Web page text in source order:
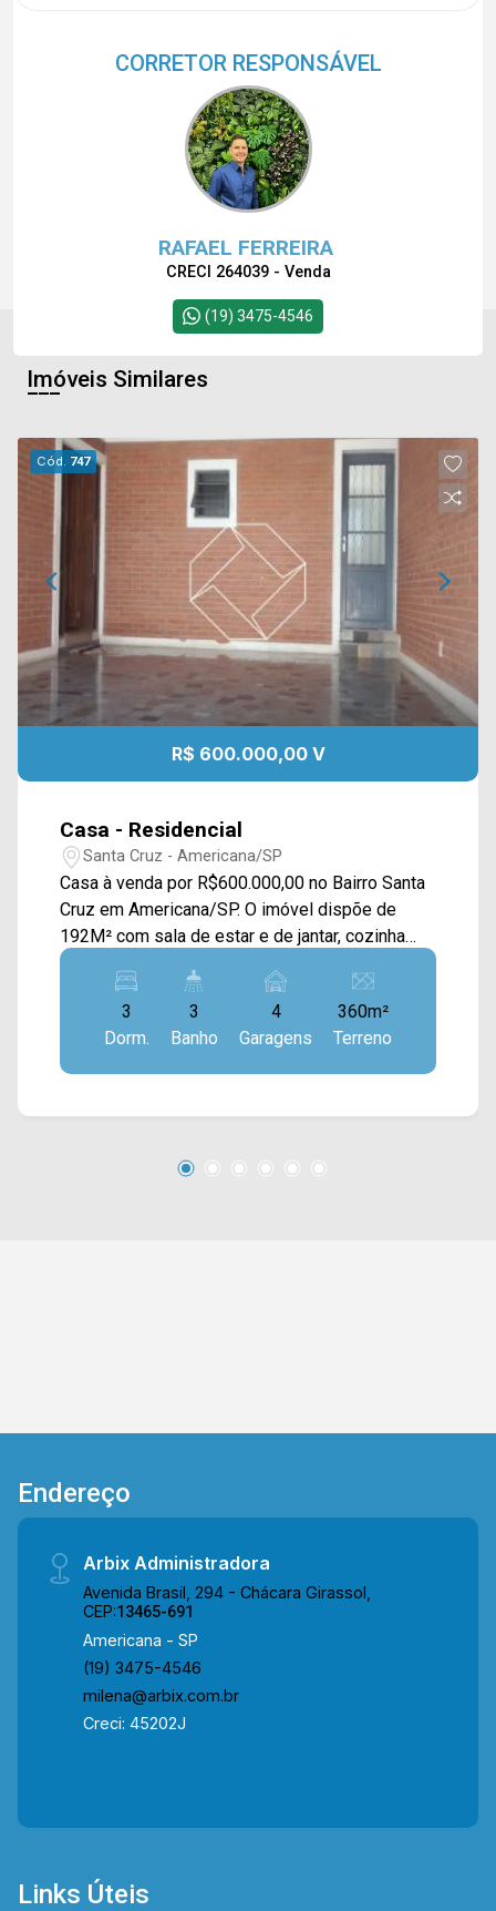
CORRETOR RESPONSÁVEL
RAFAEL FERREIRA
CRECI 264039 - Venda
(19) 3475-4546
Imóveis Similares
Cód. 747
R$ 600.000,00 V
Casa - Residencial
Santa Cruz - Americana/SP
Casa à venda por R$600.000,00 no Bairro Santa
Cruz em Americana/SP. O imóvel dispõe de
192M² com sala de estar e de jantar, cozinha
tipo americana com planejados, despensa,
churrasqueira e área de serviço. > 03
dormitórios, sendo 01 suíte; > 03 banheiros,
sendo 02 sociais; > 04 vagas de garagem.
Localizado em Americana, o imóvel contém uma
supermercados, farmácias, bancos,
3
Dorm.
3
Banho
4
Garagens
360m²
Terreno
Endereço
Arbix Administradora
Avenida Brasil, 294 - Chácara Girassol,
CEP:13465-691
Americana - SP
(19) 3475-4546
milena@arbix.com.br
Creci: 45202J
Links Úteis